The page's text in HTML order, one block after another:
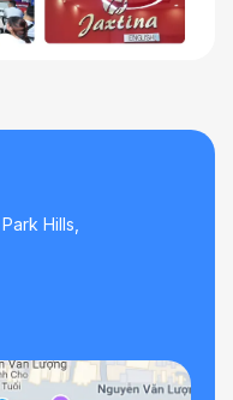
Hills,